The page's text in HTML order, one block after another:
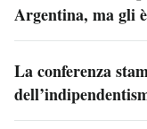
Argentina, ma gli
La conferenza